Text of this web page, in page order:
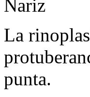
Nariz
La
punta.